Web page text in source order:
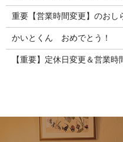
重要【営業時間変更】のおし
かいとくん おめでとう！
【重要】定休日変更＆営業